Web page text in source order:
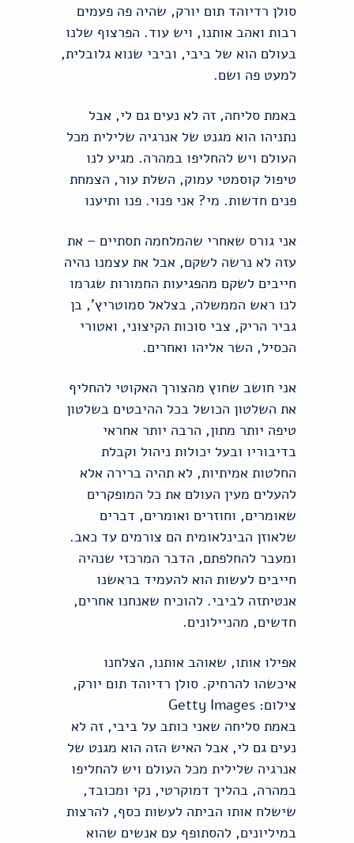
סולן רדיוהד תום יורק, שהיה פה פעמים
רבות ואהב אותנו, ויש עוד. הפרצוף שלנו
בעולם הוא של ביבי, וביבי שנוא גלובלית,
למעט פה ושם.
באמת סליחה, זה לא נעים גם לי, אבל
נתניהו הוא מגנט של אנרגיה שלילית מכל
העולם ויש להחליפו במהרה. מגיע לנו
טיפול קוסמטי עמוק, השלת עור, הצמחת
פנים חדשות. מי? אני פנוי. פנו ותיענו
אני גורס שאחרי שהמלחמה תסתיים – את
עזה לא נרשה לשקם, אבל את עצמנו נהיה
חייבים לשקם מהפגיעות החמורות שגרמו
לנו ראש הממשלה, בצלאל סמוטריץ', בן
גביר הריק, צבי סוכות הקיצוני, ואטורי
הכסיל, השר אליהו ואחרים.
אני חושב שחוץ מהצורך האקוטי להחליף
את השלטון הכושל בכל ההיבטים בשלטון
טיפה יותר מתון, הרבה יותר אחראי
בדיבוריו ובעל יכולות ניהול וקבלת
החלטות אמיתיות, לא תהיה ברירה אלא
להעלים מעין העולם את כל המופקרים
שאומרים, וחוזרים ואומרים, דברים
שלאוזן הבינלאומית הם צורמים עד כאב.
ומעבר להחלפתם, הדבר המרכזי שנהיה
חייבים לעשות הוא להעמיד בראשנו
אנטיתזה לביבי. להוכיח שאנחנו אחרים,
חדשים, מהניילונים.
אפילו אותו, שאוהב אותנו, הצלחנו
איכשהו להרחיק. סולן רדיוהד תום יורק,
צילום: Getty Images
באמת סליחה שאני כותב על ביבי, זה לא
נעים גם לי, אבל האיש הזה הוא מגנט של
אנרגיה שלילית מכל העולם ויש להחליפו
במהרה, בהליך דמוקרטי, נקי ומכובד,
שישלח אותו הביתה לעשות כסף, להרצות
במיליונים, להסתופף עם אנשים שהוא